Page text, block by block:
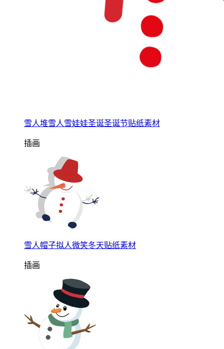
雪人堆雪人雪娃娃圣诞圣诞节贴纸素材
插画
雪人帽子拟人微笑冬天贴纸素材
插画